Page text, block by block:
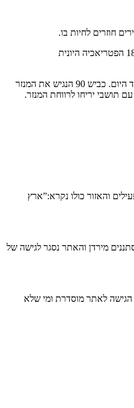
ככל הנראה מבנה המנזר קרס ושוקם כמה וכמה פעמים והמרכזי שבהם בוצע בימי השלטון האיסלמי שהחזיק מעמד עד 1837 או אז ספג המנזר פגיעה משמעותית בעקבות רעידת אדמה. ב 1890 הפטריאכיה היונית
עד 1970 דיר חיג’לה היה מנזר שכוח ומבודד ברם: ב 1970 בסמוך למנזר סללה מדינת ישראל את כביש 90,והמנזר הבודד הפך להיות על אם הדרך ובעקבות כך הגיעו לו זמני עדנה שנמשכים עד היום. כביש 90 הנגיש את המנזר
תושבי יריחו לרווחת המנזר.
והאזור כולו נקרא:”ארץ
מירדן והאתר נסגר לגישה של
הגישה לאתר מוסדרת ומי שלא